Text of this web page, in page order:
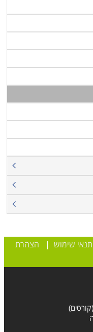
תנאי שימוש | הצהרת